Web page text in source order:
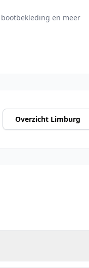
en meer
Overzicht Limburg